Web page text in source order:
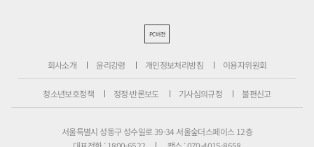
PC버전
회사소개 윤리강령 개인정보처리방침 이용자위원회
청소년보호정책 정정·반론보도 기사심의규정 불편신고
서울특별시 성동구 성수일로 39-34 서울숲더스페이스 12층